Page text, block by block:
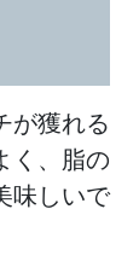
が獲れる
く、脂の
味しいで